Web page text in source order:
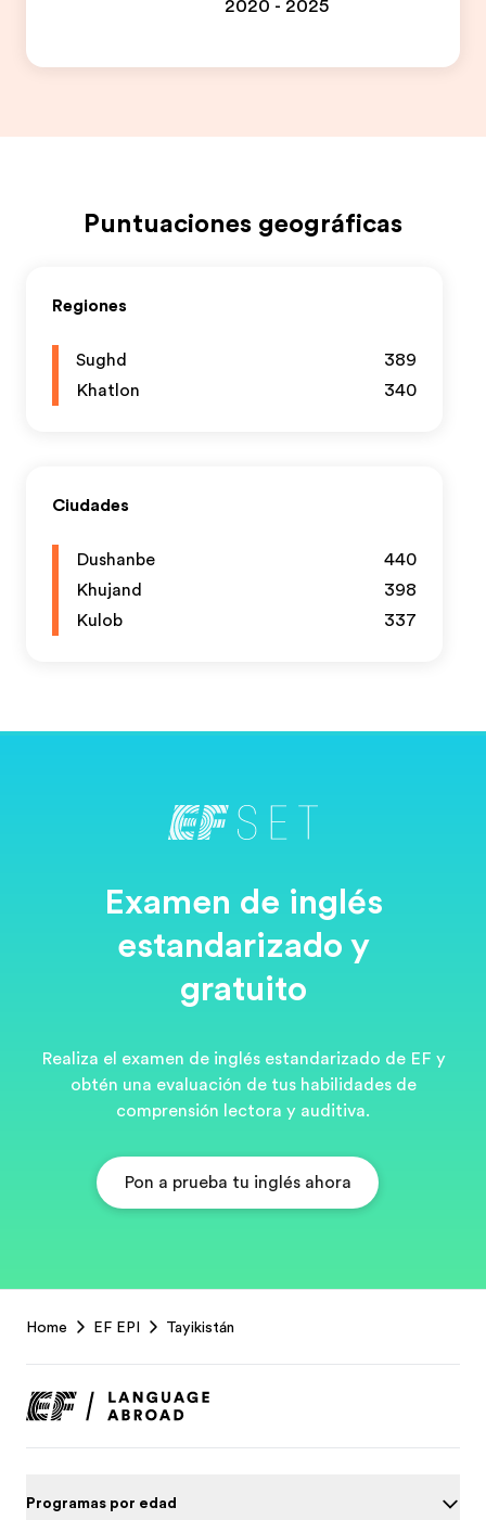
2020 - 2025
Puntuaciones geográficas
Regiones
Sughd
389
Khatlon
340
Ciudades
Dushanbe
440
Khujand
398
Kulob
337
Examen de inglés
estandarizado y
gratuito
Realiza el examen de inglés estandarizado de EF y
obtén una evaluación de tus habilidades de
comprensión lectora y auditiva.
Pon a prueba tu inglés ahora
Footer
Home EF EPI Tayikistán
Programas por edad